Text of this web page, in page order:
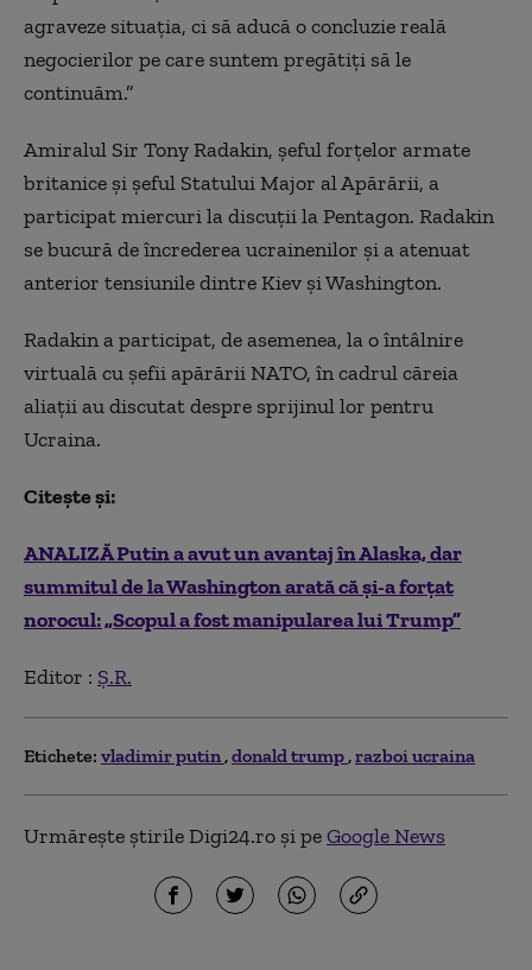
agraveze situația, ci să aducă o concluzie reală
negocierilor pe care suntem pregătiți să le
continuăm.”
Amiralul Sir Tony Radakin, șeful forțelor armate
britanice și șeful Statului Major al Apărării, a
participat miercuri la discuții la Pentagon. Radakin
se bucură de încrederea ucrainenilor și a atenuat
anterior tensiunile dintre Kiev și Washington.
Radakin a participat, de asemenea, la o întâlnire
virtuală cu șefii apărării NATO, în cadrul căreia
aliații au discutat despre sprijinul lor pentru
Ucraina.
Citește și:
ANALIZĂ Putin a avut un avantaj în Alaska, dar
summitul de la Washington arată că și-a forțat
norocul: „Scopul a fost manipularea lui Trump”
Editor : Ș.R.
Etichete: vladimir putin donald trump razboi ucraina
Urmărește știrile Digi24.ro și peGoogle News